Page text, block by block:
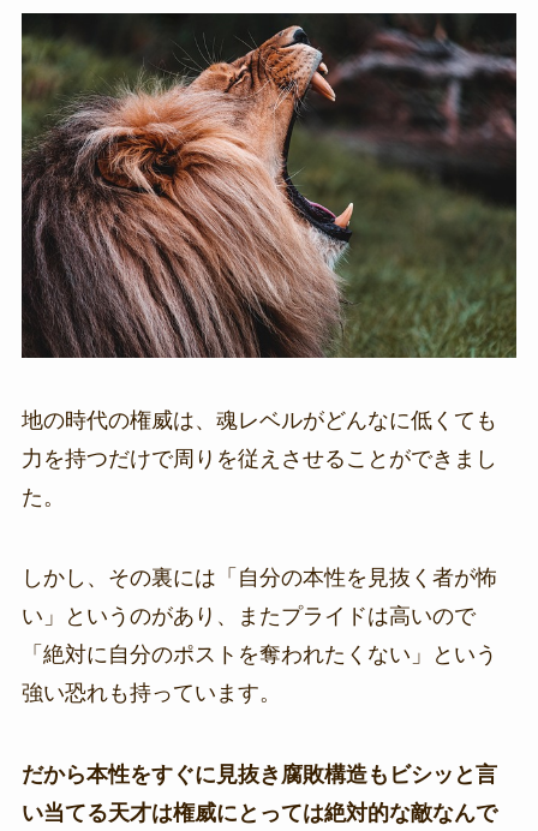
地の時代の権威は、魂レベルがどんなに低くても
力を持つだけで周りを従えさせることができまし
た。
しかし、その裏には「自分の本性を見抜く者が怖
い」というのがあり、またプライドは高いので
「絶対に自分のポストを奪われたくない」という
強い恐れも持っています。
だから本性をすぐに見抜き腐敗構造もビシッと言
い当てる天才は権威にとっては絶対的な敵なんで